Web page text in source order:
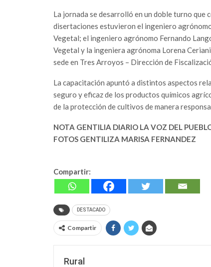
La jornada se desarrolló en un doble turno que
disertaciones estuvieron el ingeniero
Vegetal; el ingeniero agrónomo Fernando
Vegetal y la ingeniera agrónoma Lorena
sede en Tres Arroyos – Dirección de
La capacitación apuntó a distintos aspectos
seguro y eficaz de los productos químicos
de la protección de cultivos de manera
NOTA GENTILIA DIARIO LA VOZ DEL
FOTOS GENTILIZA MARISA FERNANDEZ
Compartir:
DESTACADO
Compartir
Rural